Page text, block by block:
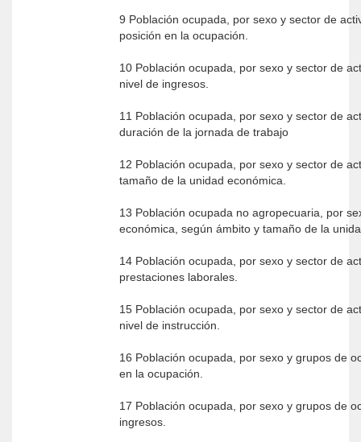
9 Población ocupada, por sexo y sector de
posición en la ocupación.
10 Población ocupada, por sexo y sector de
nivel de ingresos.
11 Población ocupada, por sexo y sector de
duración de la jornada de trabajo
12 Población ocupada, por sexo y sector de
tamaño de la unidad económica.
13 Población ocupada no agropecuaria, por sexo y sector de
económica, según ámbito y tamaño de la
14 Población ocupada, por sexo y sector de
prestaciones laborales.
15 Población ocupada, por sexo y sector de
nivel de instrucción.
16 Población ocupada, por sexo y grupos de
en la ocupación.
17 Población ocupada, por sexo y grupos de
ingresos.